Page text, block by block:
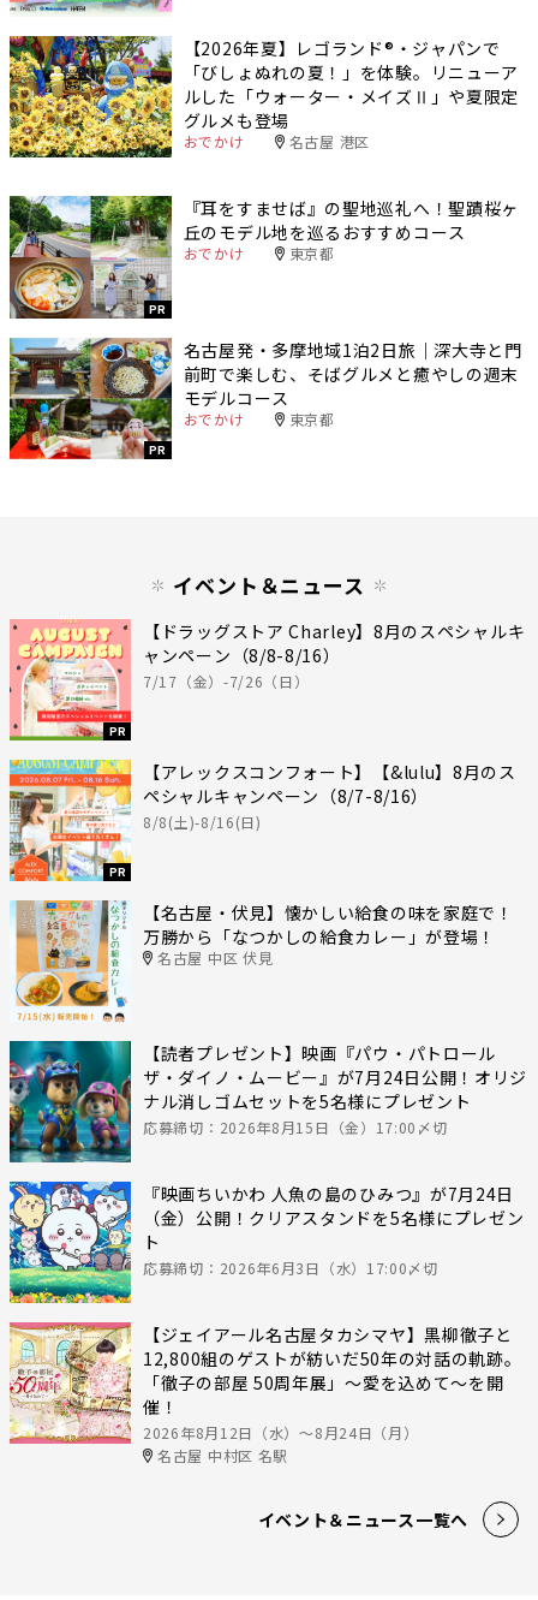
【2026年夏】レゴランド®・ジャパンで
「びしょぬれの夏！」を体験。リニューア
ルした「ウォーター・メイズⅡ」や夏限定
グルメも登場
おでかけ 名古屋 港区
PR
『耳をすませば』の聖地巡礼へ！聖蹟桜ヶ
丘のモデル地を巡るおすすめコース
おでかけ 東京都
PR
名古屋発・多摩地域1泊2日旅｜深大寺と門
前町で楽しむ、そばグルメと癒やしの週末
モデルコース
おでかけ 東京都
イベント＆ニュース
PR
【ドラッグストア Charley】8月のスペシャルキ
ャンペーン（8/8-8/16）
7/17（金）-7/26（日）
PR
【アレックスコンフォート】【&lulu】8月のス
ペシャルキャンペーン（8/7-8/16）
8/8(土)-8/16(日)
【名古屋・伏見】懐かしい給食の味を家庭で！
万勝から「なつかしの給食カレー」が登場！
名古屋 中区 伏見
【読者プレゼント】映画『パウ・パトロール
ザ・ダイノ・ムービー』が7月24日公開！オリジ
ナル消しゴムセットを5名様にプレゼント
応募締切：2026年8月15日（金）17:00〆切
『映画ちいかわ 人魚の島のひみつ』が7月24日
（金）公開！クリアスタンドを5名様にプレゼン
ト
応募締切：2026年6月3日（水）17:00〆切
【ジェイアール名古屋タカシマヤ】黒柳徹子と
12,800組のゲストが紡いだ50年の対話の軌跡。
「徹子の部屋 50周年展」～愛を込めて～を開
催！
2026年8月12日（水）〜8月24日（月）
名古屋 中村区 名駅
イベント＆ニュース一覧へ